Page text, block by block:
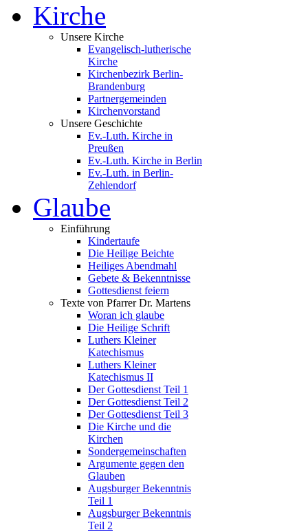
Kirche
Unsere Kirche
Evangelisch-lutherische
Kirche
Kirchenbezirk Berlin-
Brandenburg
Partnergemeinden
Kirchenvorstand
Unsere Geschichte
Ev.-Luth. Kirche in
Preußen
Ev.-Luth. Kirche in Berlin
Ev.-Luth. in Berlin-
Zehlendorf
Glaube
Einführung
Kindertaufe
Die Heilige Beichte
Heiliges Abendmahl
Gebete & Bekenntnisse
Gottesdienst feiern
Texte von Pfarrer Dr. Martens
Woran ich glaube
Die Heilige Schrift
Luthers Kleiner
Katechismus
Luthers Kleiner
Katechismus II
Der Gottesdienst Teil 1
Der Gottesdienst Teil 2
Der Gottesdienst Teil 3
Die Kirche und die
Kirchen
Sondergemeinschaften
Argumente gegen den
Glauben
Augsburger Bekenntnis
Teil 1
Augsburger Bekenntnis
Teil 2